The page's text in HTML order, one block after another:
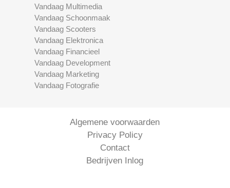
Vandaag Multimedia
Vandaag Schoonmaak
Vandaag Scooters
Vandaag Elektronica
Vandaag Financieel
Vandaag Development
Vandaag Marketing
Vandaag Fotografie
Algemene voorwaarden
Privacy Policy
Contact
Bedrijven Inlog